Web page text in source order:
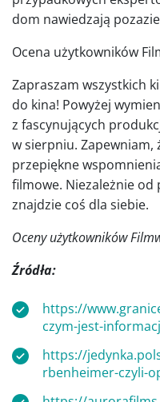
dom nawiedzają
Ocena użytkowników
Zapraszam wszystkich
do kina! Powyżej
z fascynujących
w sierpniu.
przepiękne
filmowe. Niezależnie
znajdzie coś dla siebie.
Oceny użytkowników
Źródła:
https://
czym-jest-
https://
rbenheimer-czyli-